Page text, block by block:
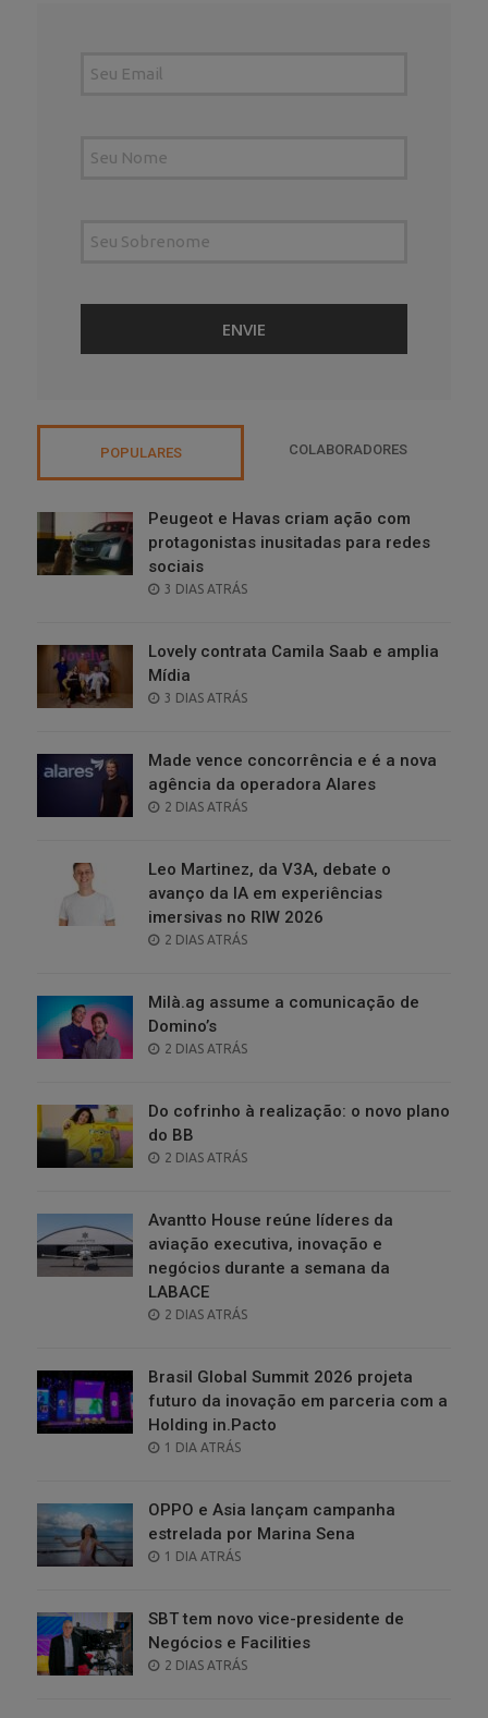
POPULARES COLABORADORES
Peugeot e Havas criam ação com
protagonistas inusitadas para redes
sociais
POSTED
3 DIAS ATRÁS
Lovely contrata Camila Saab e amplia
Mídia
POSTED
3 DIAS ATRÁS
Made vence concorrência e é a nova
agência da operadora Alares
POSTED
2 DIAS ATRÁS
Leo Martinez, da V3A, debate o
avanço da IA em experiências
imersivas no RIW 2026
POSTED
2 DIAS ATRÁS
Milà.ag assume a comunicação de
Domino’s
POSTED
2 DIAS ATRÁS
Do cofrinho à realização: o novo plano
do BB
POSTED
2 DIAS ATRÁS
Avantto House reúne líderes da
aviação executiva, inovação e
negócios durante a semana da
LABACE
POSTED
2 DIAS ATRÁS
Brasil Global Summit 2026 projeta
futuro da inovação em parceria com a
Holding in.Pacto
POSTED
1 DIA ATRÁS
OPPO e Asia lançam campanha
estrelada por Marina Sena
POSTED
1 DIA ATRÁS
SBT tem novo vice-presidente de
Negócios e Facilities
POSTED
2 DIAS ATRÁS